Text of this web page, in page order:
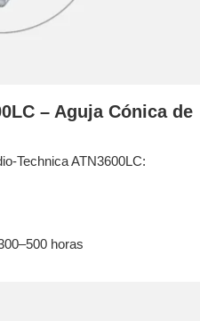
– Aguja Cónica de
Technica ATN3600LC:
horas